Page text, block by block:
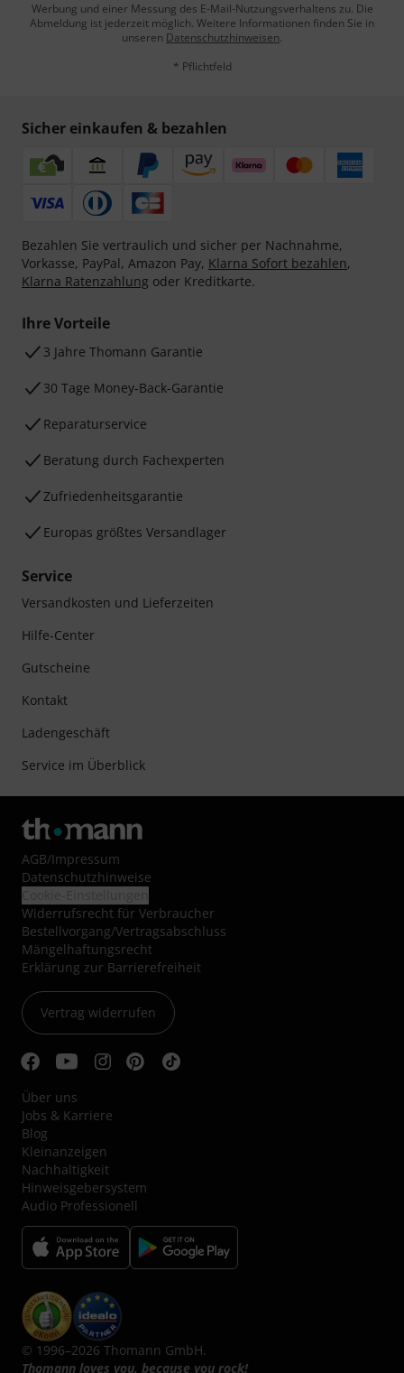
Werbung und einer Messung des E-Mail-Nutzungsverhaltens zu. Die
Abmeldung ist jederzeit möglich. Weitere Informationen finden Sie in
unseren Datenschutzhinweisen.
* Pflichtfeld
Sicher einkaufen & bezahlen
Bezahlen Sie vertraulich und sicher per Nachnahme,
Vorkasse, PayPal, Amazon Pay, Klarna Sofort bezahlen,
Klarna Ratenzahlung oder Kreditkarte.
Ihre Vorteile
3 Jahre Thomann Garantie
30 Tage Money-Back-Garantie
Reparaturservice
Beratung durch Fachexperten
Zufriedenheitsgarantie
Europas größtes Versandlager
Service
Versandkosten und Lieferzeiten
Hilfe-Center
Gutscheine
Kontakt
Ladengeschäft
Service im Überblick
AGB/Impressum
Datenschutzhinweise
Widerrufsrecht für Verbraucher
Bestellvorgang/Vertragsabschluss
Mängelhaftungsrecht
Erklärung zur Barrierefreiheit
Vertrag widerrufen
Über uns
Jobs & Karriere
Blog
Kleinanzeigen
Nachhaltigkeit
Hinweisgebersystem
Audio Professionell
© 1996–2026 Thomann GmbH.
Thomann loves you, because you rock!